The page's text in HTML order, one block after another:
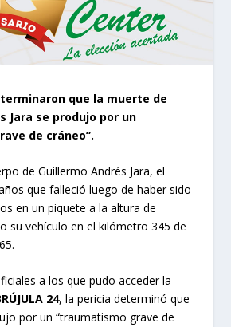
que la muerte de
Jara se produjo por un
de cráneo”.
de Guillermo Andrés Jara, el
que falleció luego de haber sido
en un piquete a la altura de
su vehículo en el kilómetro 345 de
a los que pudo acceder la
24, la pericia determinó que
por un “traumatismo grave de